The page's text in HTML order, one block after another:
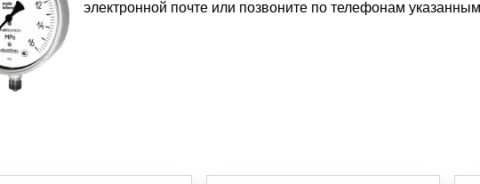
электронной почте или позвоните по телефонам указанным